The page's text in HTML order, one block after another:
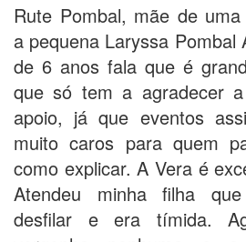
Rute Pombal, mãe de
a pequena Laryssa Pombal
de 6 anos fala que é
que só tem a agradecer
apoio, já que eventos
muito caros para quem
como explicar. A Vera é
Atendeu minha filha
desfilar e era tímida.